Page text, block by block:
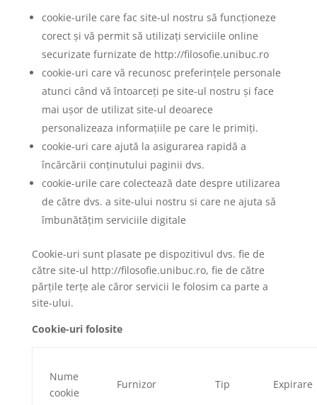
cookie-urile care fac site-ul nostru să funcționeze
corect și vă permit să utilizați serviciile online
securizate furnizate de http://filosofie.unibuc.ro
cookie-uri care vă recunosc preferințele personale
atunci când vă întoarceți pe site-ul nostru și face
mai ușor de utilizat site-ul deoarece
personalizeaza informațiile pe care le primiți.
cookie-uri care ajută la asigurarea rapidă a
încărcării conținutului paginii dvs.
cookie-urile care colectează date despre utilizarea
de către dvs. a site-ului nostru si care ne ajuta să
îmbunătățim serviciile digitale
Cookie-uri sunt plasate pe dispozitivul dvs. fie de
către site-ul http://filosofie.unibuc.ro, fie de către
părțile terțe ale căror servicii le folosim ca parte a
site-ului.
Cookie-uri folosite
Nume
cookie
Furnizor Tip Expirare